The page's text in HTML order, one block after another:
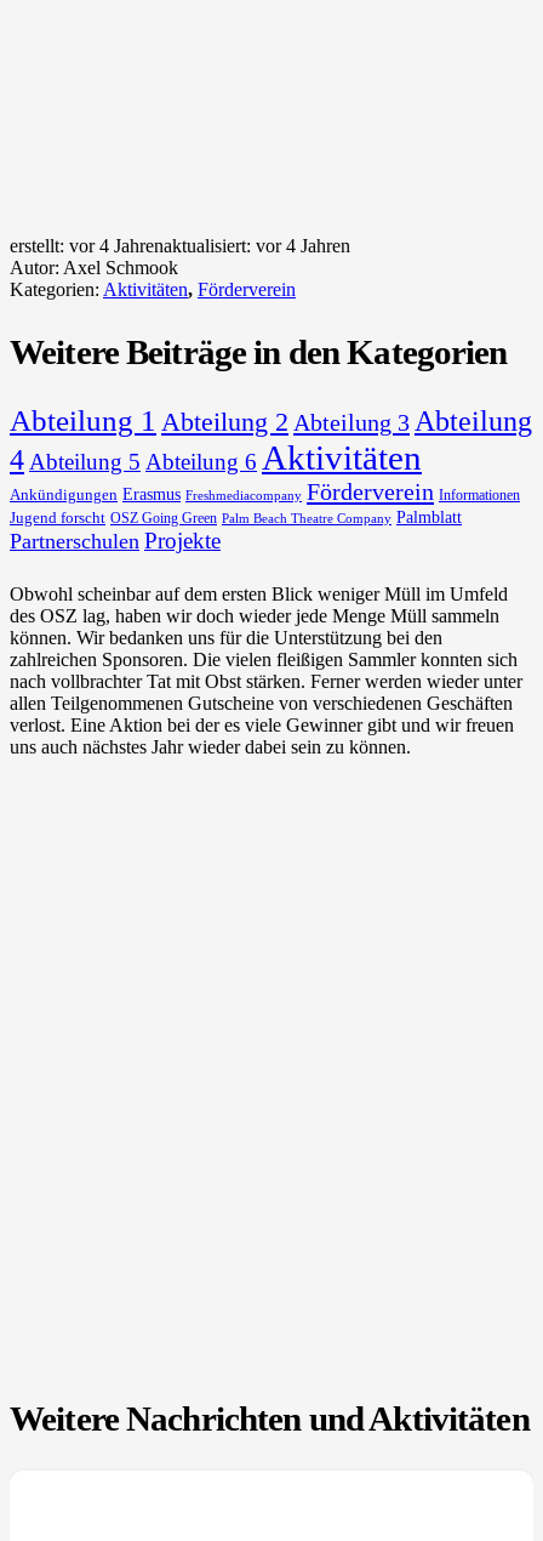
erstellt: vor 4 Jahrenaktualisiert: vor 4 Jahren
Autor: Axel Schmook
Kategorien: Aktivitäten, Förderverein
Weitere Beiträge in den Kategorien
Abteilung 1 Abteilung 2 Abteilung 3 Abteilung
4 Abteilung 5 Abteilung 6 Aktivitäten
Ankündigungen Erasmus Freshmediacompany Förderverein Informationen
Jugend forscht OSZ Going Green Palm Beach Theatre Company Palmblatt
Partnerschulen Projekte
Obwohl scheinbar auf dem ersten Blick weniger Müll im Umfeld
des OSZ lag, haben wir doch wieder jede Menge Müll sammeln
können. Wir bedanken uns für die Unterstützung bei den
zahlreichen Sponsoren. Die vielen fleißigen Sammler konnten sich
nach vollbrachter Tat mit Obst stärken. Ferner werden wieder unter
allen Teilgenommenen Gutscheine von verschiedenen Geschäften
verlost. Eine Aktion bei der es viele Gewinner gibt und wir freuen
uns auch nächstes Jahr wieder dabei sein zu können.
Weitere Nachrichten und Aktivitäten